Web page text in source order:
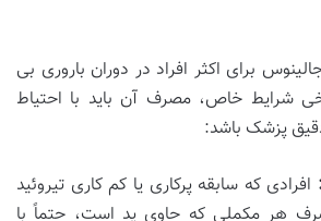
برای اکثر افراد در دوران باروری بی
شرایط خاص، مصرف آن باید با احتیاط
پزشک باشد:
افرادی که سابقه پرکاری یا کم کاری تیروئید
هر مکملی که حاوی ید است، حتماً با